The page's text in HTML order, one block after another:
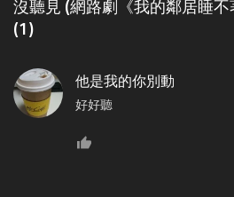
沒聽見 (網路劇《我的鄰居睡
(1)
他是我的你別動
好好聽